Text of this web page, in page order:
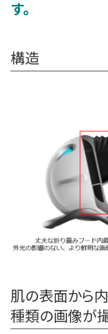
す。
構造
肌の表面から
種類の画像が